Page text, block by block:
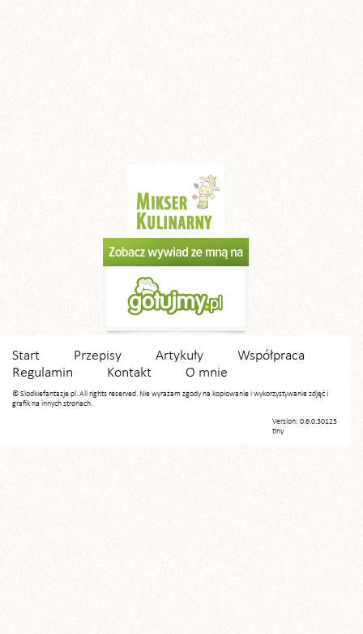
Start Przepisy Artykuły
Współpraca
Regulamin
Kontakt O mnie
© Slodkiefantazje.pl. All rights reserved. Nie wyrażam zgody na kopiowanie i wykorzystywanie zdjęć i
grafik na innych stronach.
Version: 0.6.0.30125
tiny